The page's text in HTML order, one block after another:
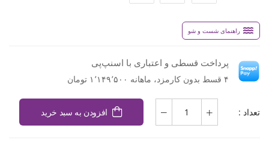
راهنمای شست و شو
پرداخت قسطی و اعتباری با اسنپ‌پی
۴ قسط بدون کارمزد، ماهانه ۱٬۱۴۹٬۵۰۰ تومان
تعداد : افزودن به سبد خرید